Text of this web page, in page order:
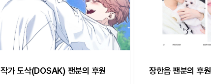
작가 도삭(DOSAK) 팬분의 후원 장한음 팬분의 후원